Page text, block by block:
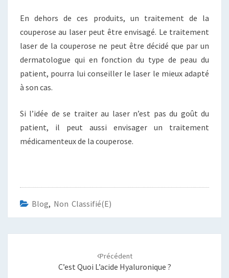
En dehors de ces produits, un traitement de la
couperose au laser peut être envisagé. Le traitement
laser de la couperose ne peut être décidé que par un
dermatologue qui en fonction du type de peau du
patient, pourra lui conseiller le laser le mieux adapté
à son cas.
Si l’idée de se traiter au laser n’est pas du goût du
patient, il peut aussi envisager un traitement
médicamenteux de la couperose.
Blog, Non Classifié(e)
Précédent
C’est Quoi L’acide Hyaluronique ?